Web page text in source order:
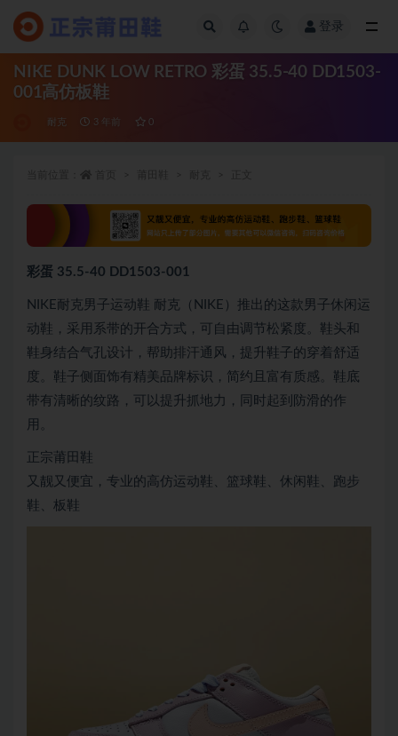
登录
NIKE DUNK LOW RETRO 彩蛋 35.5-40 DD1503-
001高仿板鞋
耐克 3 年前 0
彩蛋 35.5-40 DD1503-001
NIKE耐克男子运动鞋 耐克（NIKE）推出的这款男子休闲运
动鞋，采用系带的开合方式，可自由调节松紧度。鞋头和
鞋身结合气孔设计，帮助排汗通风，提升鞋子的穿着舒适
度。鞋子侧面饰有精美品牌标识，简约且富有质感。鞋底
带有清晰的纹路，可以提升抓地力，同时起到防滑的作
用。
正宗莆田鞋
又靓又便宜，专业的高仿运动鞋、篮球鞋、休闲鞋、跑步
鞋、板鞋